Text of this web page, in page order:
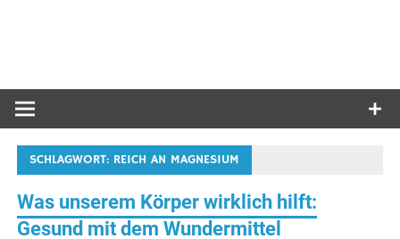
SCHLAGWORT: REICH AN MAGNESIUM
Was unserem Körper wirklich hilft:
Gesund mit dem Wundermittel